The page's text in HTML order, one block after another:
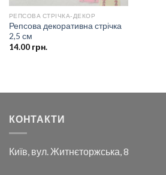
РЕПСОВА СТРІЧКА-ДЕКОР
Репсова декоративна стрічка
2,5 см
14.00грн.
КОНТАКТИ
Київ, вул. Житнєторжська, 8